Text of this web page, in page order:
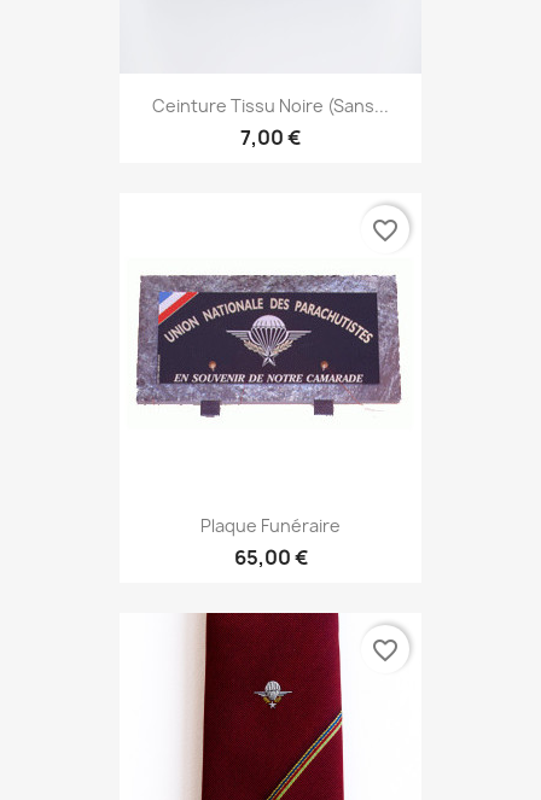
Ceinture Tissu Noire (sans...
7,00 €
Plaque Funéraire
65,00 €
favorite_border
favorite_border